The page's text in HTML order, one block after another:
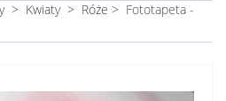
> Kwiaty > Róże > Fototapeta -